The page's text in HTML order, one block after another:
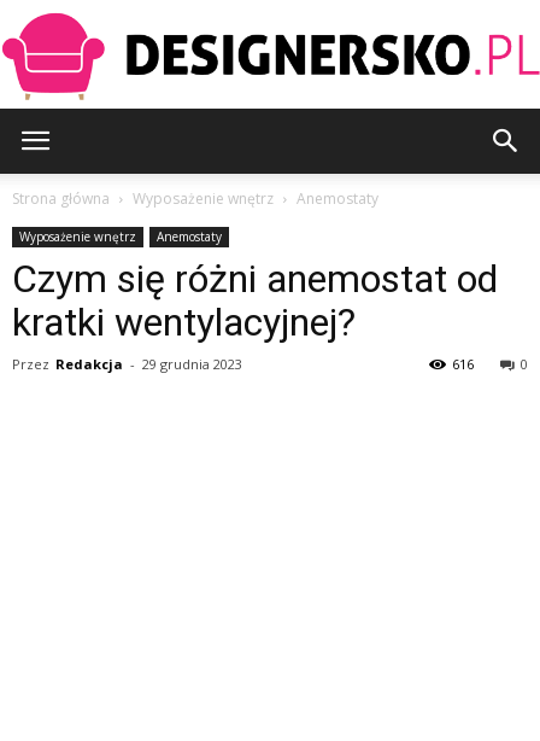
Strona główna Wyposażenie wnętrz Anemostaty
Wyposażenie wnętrz Anemostaty
Czym się różni anemostat od
kratki wentylacyjnej?
Przez Redakcja - 29 grudnia 2023 0
616